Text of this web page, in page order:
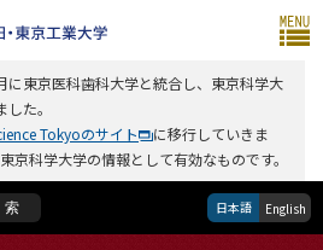
に東京医科歯科大学と統合し、東京科学大
た。
Tokyoのサイト
に移行していきま
京科学大学の情報として有効なものです。
日本語 English